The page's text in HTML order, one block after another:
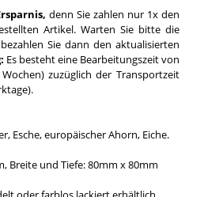
denn Sie zahlen nur 1x den
Artikel. Warten Sie bitte die
Sie dann den aktualisierten
Es besteht eine Bearbeitungszeit von
zuzüglich der Transportzeit
Esche, europäischer Ahorn, Eiche.
Breite und Tiefe: 80mm x 80mm